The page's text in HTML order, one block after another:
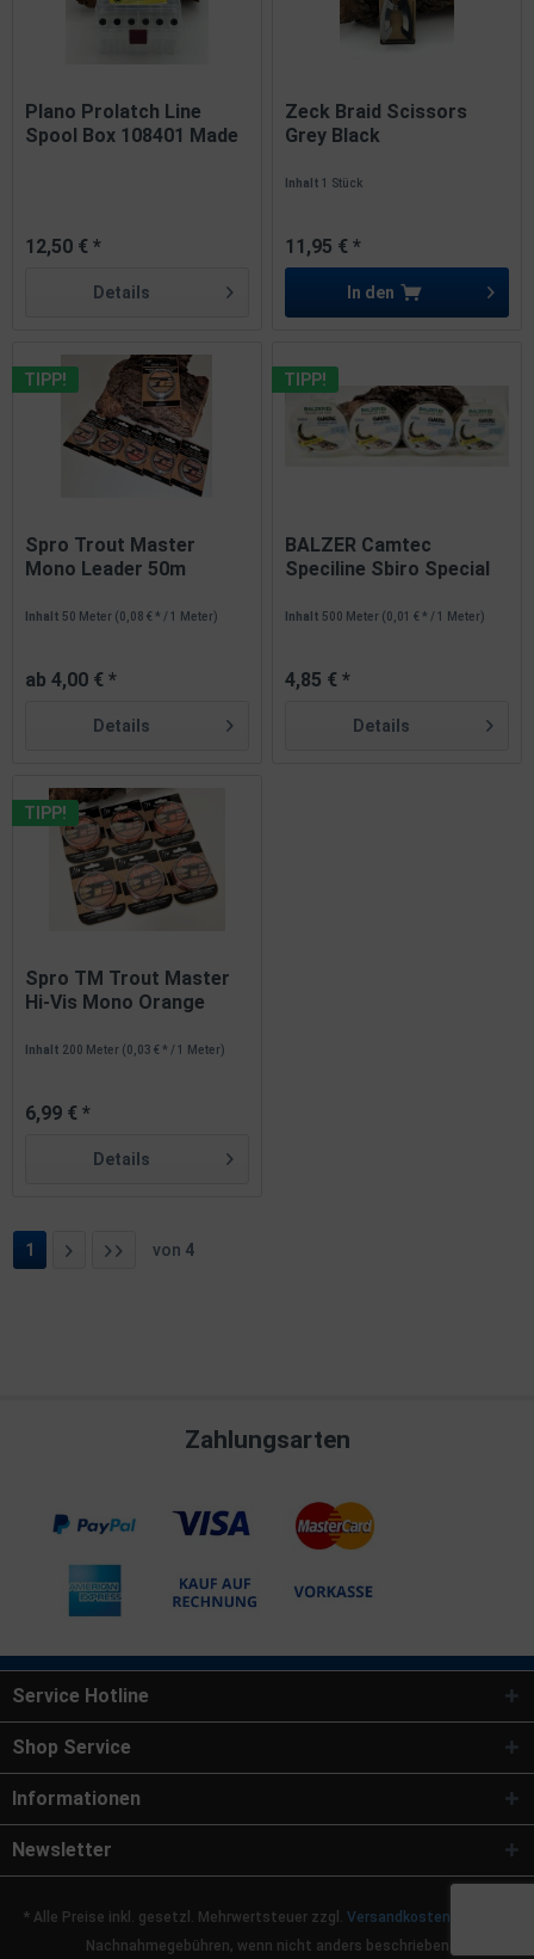
Plano Prolatch Line
Spool Box 108401 Made
12,50 € *
Details
Zeck Braid Scissors
Grey Black
Inhalt1 Stück
11,95 € *
In den
TIPP!
Spro Trout Master
Mono Leader 50m
Inhalt 50 Meter (0,08 € * / 1 Meter)
ab 4,00 € *
Details
TIPP!
BALZER Camtec
Speciline Sbiro Special
Inhalt 500 Meter (0,01 € * / 1 Meter)
4,85 € *
Details
TIPP!
Spro TM Trout Master
Hi-Vis Mono Orange
Inhalt 200 Meter (0,03 € * / 1 Meter)
6,99 € *
Details
1 von 4
Zahlungsarten
Service Hotline
Shop Service
Informationen
Newsletter
* Alle Preise inkl. gesetzl. Mehrwertsteuer zzgl. Versandkosten
Nachnahmegebühren, wenn nicht anders beschrieben